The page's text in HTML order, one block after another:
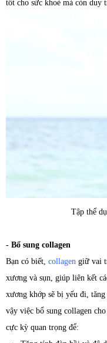
tốt cho sức khoẻ mà còn duy
Tập thể
- Bổ sung collagen
Bạn có biết, collagen giữ vai
xương và sụn, giúp liên kết
xương khớp sẽ bị yếu đi,
vậy việc bổ sung collagen
cực kỳ quan trọng để: